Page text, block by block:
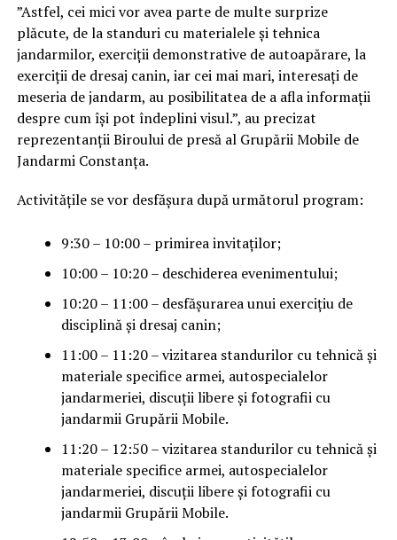
”Astfel, cei mici vor avea parte de multe surprize
plăcute, de la standuri cu materialele și tehnica
jandarmilor, exerciții demonstrative de autoapărare, la
exerciții de dresaj canin, iar cei mai mari, interesați de
meseria de jandarm, au posibilitatea de a afla informații
despre cum își pot îndeplini visul.”, au precizat
reprezentanții Biroului de presă al Grupării Mobile de
Jandarmi Constanța.
Activitățile se vor desfășura după următorul program:
9:30 – 10:00 – primirea invitaților;
10:00 – 10:20 – deschiderea evenimentului;
10:20 – 11:00 – desfășurarea unui exercițiu de
disciplină și dresaj canin;
11:00 – 11:20 – vizitarea standurilor cu tehnică și
materiale specifice armei, autospecialelor
jandarmeriei, discuții libere și fotografii cu
jandarmii Grupării Mobile.
11:20 – 12:50 – vizitarea standurilor cu tehnică și
materiale specifice armei, autospecialelor
jandarmeriei, discuții libere și fotografii cu
jandarmii Grupării Mobile.